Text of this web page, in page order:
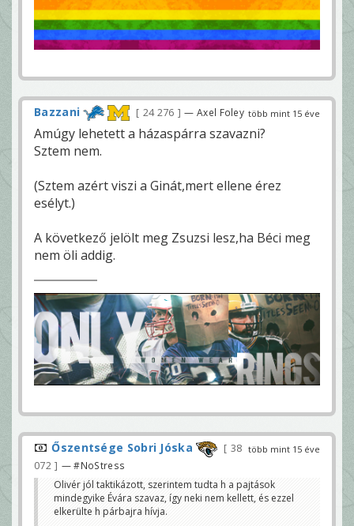
több mint 15 éve
Bazzani 24 276 — Axel Foley
Amúgy lehetett a házaspárra szavazni?
Sztem nem.
(Sztem azért viszi a Ginát,mert ellene érez
esélyt.)
A következő jelölt meg Zsuzsi lesz,ha Béci meg
nem öli addig.
több mint 15 éve
Őszentsége Sobri Jóska
38
072
— #NoStress
Olivér jól taktikázott, szerintem tudta h a pajtások
mindegyike Évára szavaz, így neki nem kellett, és ezzel
elkerülte h párbajra hívja.